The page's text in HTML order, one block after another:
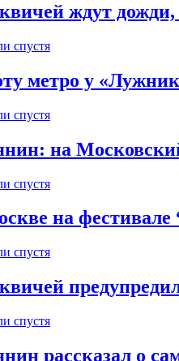
ждут дожди,
спустя
метро у
спустя
на
спустя
на фестивале
спустя
спустя
рассказал о